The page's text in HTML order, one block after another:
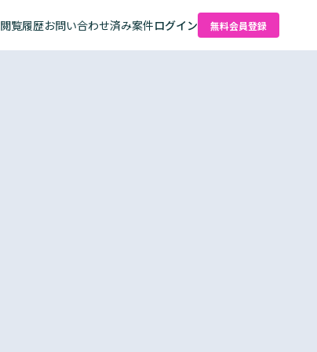
閲覧履歴お問い合わせ済み案件ログイン 無料会員登録